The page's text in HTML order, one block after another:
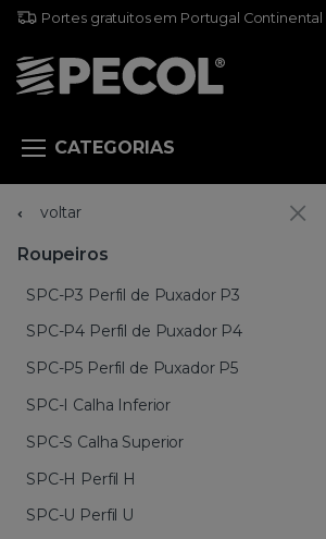
Portes gratuitos em Portugal Continental
CATEGORIAS
voltar
Roupeiros
SPC-P3 Perfil de Puxador P3
SPC-P4 Perfil de Puxador P4
SPC-P5 Perfil de Puxador P5
SPC-I Calha Inferior
SPC-S Calha Superior
SPC-H Perfil H
SPC-U Perfil U